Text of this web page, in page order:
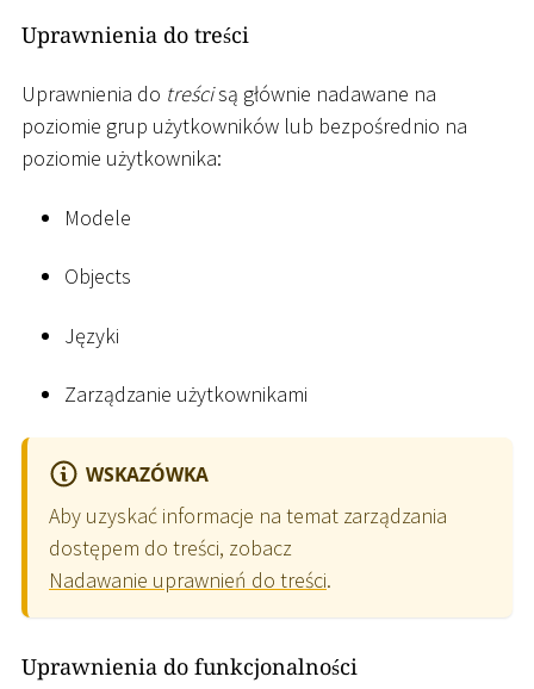
Uprawnienia do treści
Uprawnienia do treścisą głównie nadawane na
poziomie grup użytkowników lub bezpośrednio na
poziomie użytkownika:
Modele
Objects
Języki
Zarządzanie użytkownikami
WSKAZÓWKA
Aby uzyskać informacje na temat zarządzania
dostępem do treści, zobacz
Nadawanie uprawnień do treści.
Uprawnienia do funkcjonalności